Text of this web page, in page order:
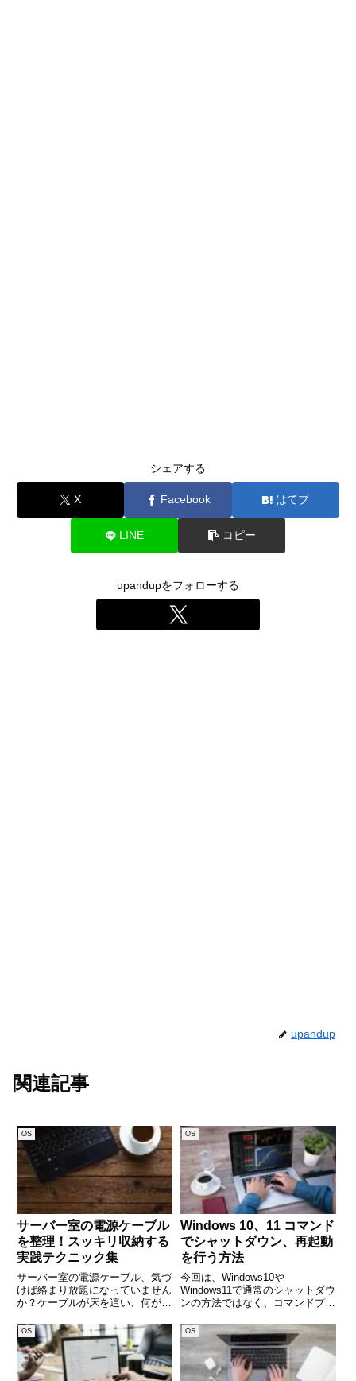
シェアする
X Facebook はてブ
LINE コピー
upandupをフォローする
upandup
関連記事
OS
サーバー室の電源ケーブル
を整理！スッキリ収納する
実践テクニック集
サーバー室の電源ケーブル、気づ
けば絡まり放題になっていません
か？ケーブルが床を這い、何がど
くなると、トラブル対応やメンテ
ナンスが遅れる原因になります。
さらに、ホコリや熱がこもること
で、機器の寿命を縮めてしまうこ
OS
Windows 10、11 コマンド
でシャットダウン、再起動
を行う方法
今回は、Windows10や
Windows11で通常のシャットダウ
ンの方法ではなく、コマンドプロ
を使用して、コマンドにてシャッ
トダウンや再起動を行う方法を解
説します。 (adsbygoogle = w
OS OS